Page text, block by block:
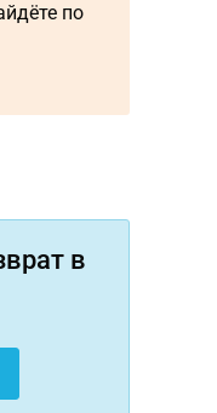
по
в